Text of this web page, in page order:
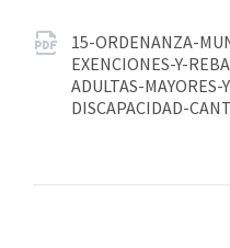
15-ORDENANZA-
EXENCIONES-Y-
ADULTAS-
DISCAPACIDAD-